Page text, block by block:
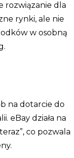
rozwiązanie dla
rynki, ale nie
w osobną
na dotarcie do
eBay działa na
co pozwala